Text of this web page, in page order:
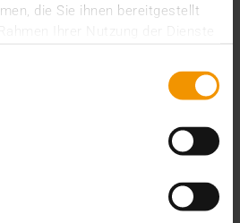
die Sie ihnen bereitgestellt